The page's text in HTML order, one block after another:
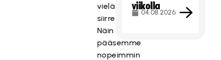
vielä
siirretty.
Näin
pääsemme
nopeimmin
viikolla
04.08.2026